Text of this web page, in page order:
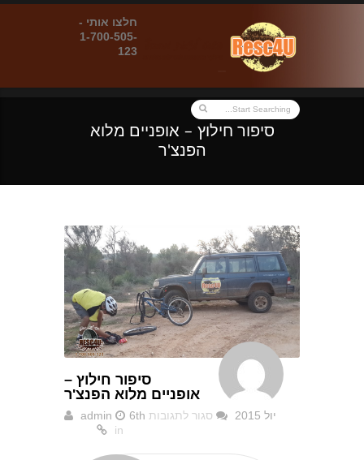
חלצו אותי -
1-700-505-
123
סיפור חילוץ – אופניים מלוא
הפנצ'ר
סיפור חילוץ –
אופניים מלוא הפנצ'ר
admin 6th יול 2015
סגור לתגובות
in